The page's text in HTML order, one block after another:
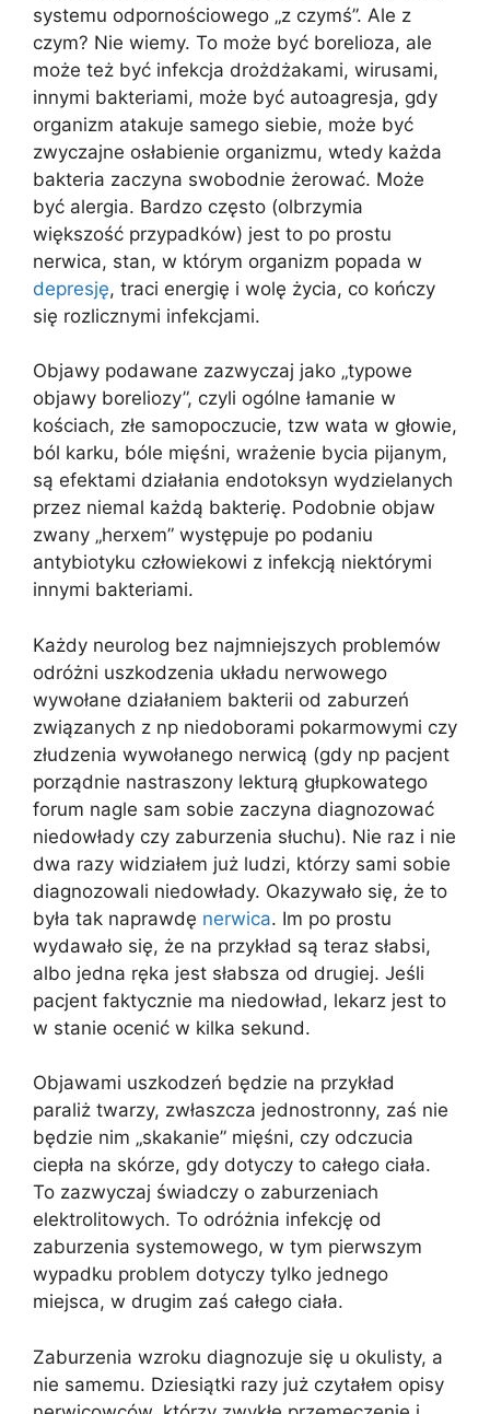
systemu odpornościowego „z czymś”. Ale z
czym? Nie wiemy. To może być borelioza, ale
może też być infekcja drożdżakami, wirusami,
innymi bakteriami, może być autoagresja, gdy
organizm atakuje samego siebie, może być
zwyczajne osłabienie organizmu, wtedy każda
bakteria zaczyna swobodnie żerować. Może
być alergia. Bardzo często (olbrzymia
większość przypadków) jest to po prostu
nerwica, stan, w którym organizm popada w
depresję, traci energię i wolę życia, co kończy
się rozlicznymi infekcjami.
Objawy podawane zazwyczaj jako „typowe
objawy boreliozy”, czyli ogólne łamanie w
kościach, złe samopoczucie, tzw wata w głowie,
ból karku, bóle mięśni, wrażenie bycia pijanym,
są efektami działania endotoksyn wydzielanych
przez niemal każdą bakterię. Podobnie objaw
zwany „herxem” występuje po podaniu
antybiotyku człowiekowi z infekcją niektórymi
innymi bakteriami.
Każdy neurolog bez najmniejszych problemów
odróżni uszkodzenia układu nerwowego
wywołane działaniem bakterii od zaburzeń
związanych z np niedoborami pokarmowymi czy
złudzenia wywołanego nerwicą (gdy np pacjent
porządnie nastraszony lekturą głupkowatego
forum nagle sam sobie zaczyna diagnozować
niedowłady czy zaburzenia słuchu). Nie raz i nie
dwa razy widziałem już ludzi, którzy sami sobie
diagnozowali niedowłady. Okazywało się, że to
była tak naprawdę nerwica. Im po prostu
wydawało się, że na przykład są teraz słabsi,
albo jedna ręka jest słabsza od drugiej. Jeśli
pacjent faktycznie ma niedowład, lekarz jest to
w stanie ocenić w kilka sekund.
Objawami uszkodzeń będzie na przykład
paraliż twarzy, zwłaszcza jednostronny, zaś nie
będzie nim „skakanie” mięśni, czy odczucia
ciepła na skórze, gdy dotyczy to całego ciała.
To zazwyczaj świadczy o zaburzeniach
elektrolitowych. To odróżnia infekcję od
zaburzenia systemowego, w tym pierwszym
wypadku problem dotyczy tylko jednego
miejsca, w drugim zaś całego ciała.
Zaburzenia wzroku diagnozuje się u okulisty, a
nie samemu. Dziesiątki razy już czytałem opisy